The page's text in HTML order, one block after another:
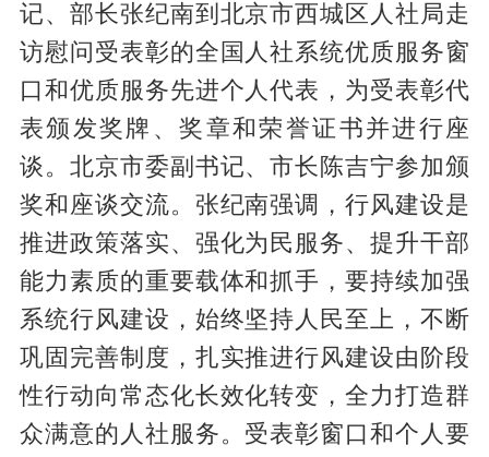
记、部长张纪南到北京市西城区人社局走
访慰问受表彰的全国人社系统优质服务窗
口和优质服务先进个人代表，为受表彰代
表颁发奖牌、奖章和荣誉证书并进行座
谈。北京市委副书记、市长陈吉宁参加颁
奖和座谈交流。张纪南强调，行风建设是
推进政策落实、强化为民服务、提升干部
能力素质的重要载体和抓手，要持续加强
系统行风建设，始终坚持人民至上，不断
巩固完善制度，扎实推进行风建设由阶段
性行动向常态化长效化转变，全力打造群
众满意的人社服务。受表彰窗口和个人要